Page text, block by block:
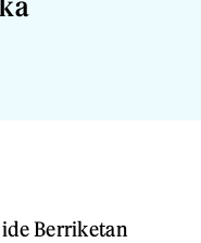
Berriketan